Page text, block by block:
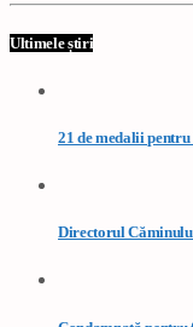
Ultimele știri
21 de medalii
Directorul